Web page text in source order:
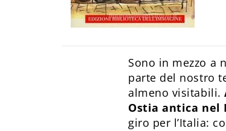
Sono in mezzo a
parte del nostro
almeno visitabili.
Ostia antica nel
giro per l’Italia: